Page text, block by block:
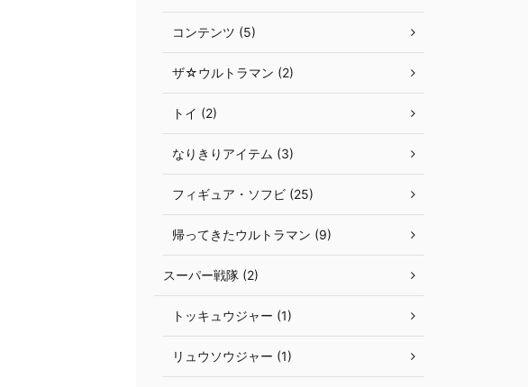
コンテンツ (5)
ザ☆ウルトラマン (2)
トイ (2)
なりきりアイテム (3)
フィギュア・ソフビ (25)
帰ってきたウルトラマン (9)
スーパー戦隊 (2)
トッキュウジャー (1)
リュウソウジャー (1)